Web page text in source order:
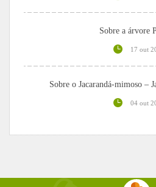
Sobre a árvore
17 out
Sobre o Jacarandá-mimoso –
04 out